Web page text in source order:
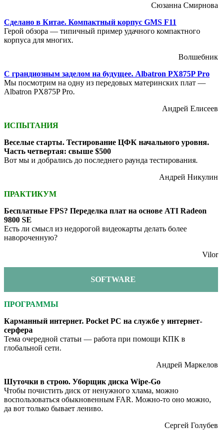
Сюзанна Смирнова
Сделано в Китае. Компактный корпус GMS F11
Герой обзора — типичный пример удачного компактного
корпуса для многих.
Волшебник
С грандиозным заделом на будущее. Albatron PX875P Pro
Мы посмотрим на одну из передовых материнских плат —
Albatron PX875P Pro.
Андрей Елисеев
ИСПЫТАНИЯ
Веселые старты. Тестирование ЦФК начального уровня.
Часть четвертая: свыше $500
Вот мы и добрались до последнего раунда тестирования.
Андрей Никулин
ПРАКТИКУМ
Бесплатные FPS? Переделка плат на основе ATI Radeon
9800 SE
Есть ли смысл из недорогой видеокарты делать более
навороченную?
Vilor
SOFTWARE
ПРОГРАММЫ
Карманный интернет. Pocket PC на службе у интернет-
серфера
Тема очередной статьи — работа при помощи КПК в
глобальной сети.
Андрей Маркелов
Шуточки в строю. Уборщик диска Wipe-Go
Чтобы почистить диск от ненужного хлама, можно
воспользоваться обыкновенным FAR. Можно-то оно можно,
да вот только бывает лениво.
Сергей Голубев